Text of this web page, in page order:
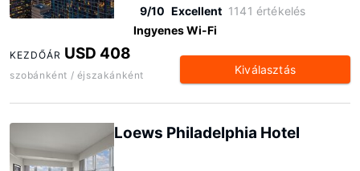
9/10 Excellent 1141 értékelés
Ingyenes Wi-Fi
KEZDŐÁR USD 408
szobánként / éjszakánként Kiválasztás
Loews Philadelphia Hotel